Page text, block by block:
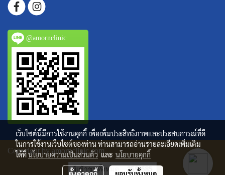
@amornclinic
Copyright by amornclinic.com
ผู้เข้าชมทั้งหมด 259,685
เว็บไซต์นี้มีการใช้งานคุกกี้ เพื่อเพิ่มประสิทธิภาพและประสบการณ์ที่ดี
ในการใช้งานเว็บไซต์ของท่าน ท่านสามารถอ่านรายละเอียดเพิ่มเติม
ได้ที่ นโยบายความเป็นส่วนตัวและ นโยบายคุกกี้